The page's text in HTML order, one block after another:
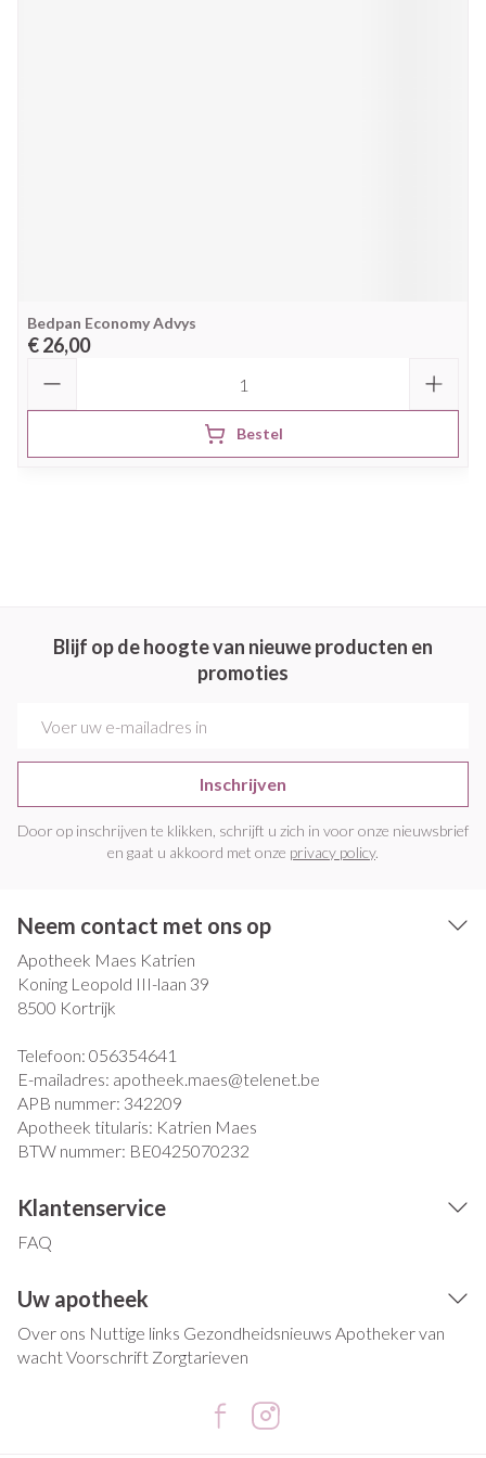
Bedpan Economy Advys
€ 26,00
Bestel
Blijf op de hoogte van nieuwe producten en
promoties
Inschrijven
Door op inschrijven te klikken, schrijft u zich in voor onze nieuwsbrief
en gaat u akkoord met onze privacy policy.
Neem contact met ons op
Apotheek Maes Katrien
Koning Leopold III-laan 39
8500 Kortrijk
Telefoon: 056354641
E-mailadres: apotheek.maes@telenet.be
APB nummer: 342209
Apotheek titularis: Katrien Maes
BTW nummer: BE0425070232
Klantenservice
FAQ
Uw apotheek
Over ons Nuttige links Gezondheidsnieuws Apotheker van
wachtVoorschrift Zorgtarieven